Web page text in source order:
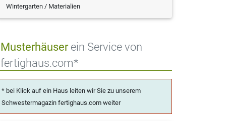
Wintergarten / Materialien
Musterhäuser ein Service von
fertighaus.com*
* bei Klick auf ein Haus leiten wir Sie zu unserem
Schwestermagazin fertighaus.com weiter